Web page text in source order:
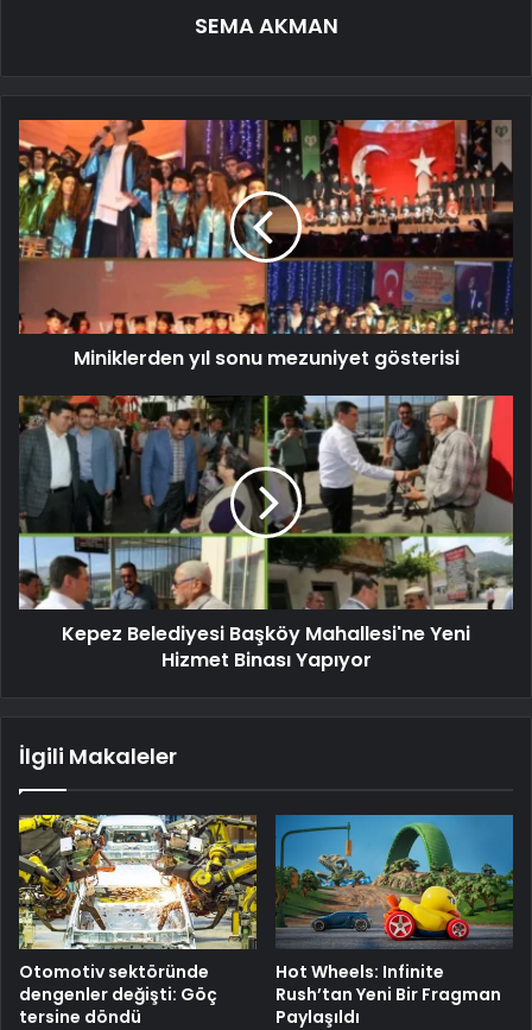
SEMA AKMAN
Miniklerden yıl sonu mezuniyet gösterisi
Kepez Belediyesi Başköy Mahallesi'ne Yeni
Hizmet Binası Yapıyor
İlgili Makaleler
Otomotiv sektöründe
dengenler değişti: Göç
tersine döndü
Hot Wheels: Infinite
Rush’tan Yeni Bir Fragman
Paylaşıldı